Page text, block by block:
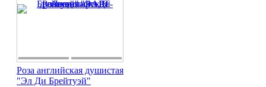
Роза английская душистая
"Эл Ди Брейтуэй"